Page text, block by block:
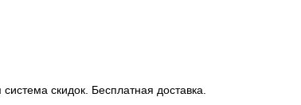
скидок. Бесплатная доставка.